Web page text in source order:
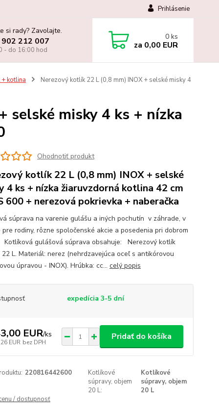
Prihlásenie
si rady? Zavolajte.
212 007
- do 16:00 hod
0 ks
za 0,00 EUR
kotlina
Nerezový kotlík 22 L (0,8 mm) INOX + selské misky 4
selské misky 4 ks + nízka
Ohodnotiť produkt
kotlík 22 L (0,8 mm) INOX + selské
4 ks + nízka žiaruvzdorná kotlina 42 cm
600 + nerezová pokrievka + naberačka
súprava na varenie gulášu a iných pochutín v záhrade, v
pre rodiny, rôzne spoločenské akcie a posedenia pri dobrom
gulášová súprava obsahuje: Nerezový kotlík
22 L. Materiál: nerez (nehrdzavejúca oceľ s antikórovou
úpravou - INOX). Hrúbka: cc... celý popis
expedícia 3-5 dní
EUR/ks
EUR bez DPH
Pridať do košíka
220816442600
Kotlíkové
súpravy, objem
20 L:
Kotlíkové
súpravy, objem
20 L
/ dostupnosť